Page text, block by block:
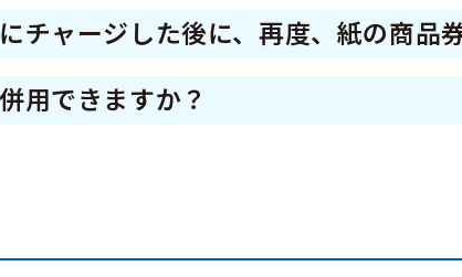
もご利用できますが、紙商品券による決
ているかは、ポスター等参加店舗の表示
プリ（region Pay）でご確認ください。
チャージした後に、再度、紙の商品
した後は、紙商品券としては利用できま
チャージしての利用は可能です。
用できますか？